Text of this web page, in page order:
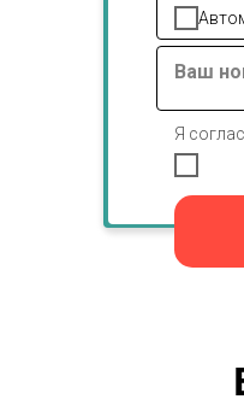
Ваш
Я